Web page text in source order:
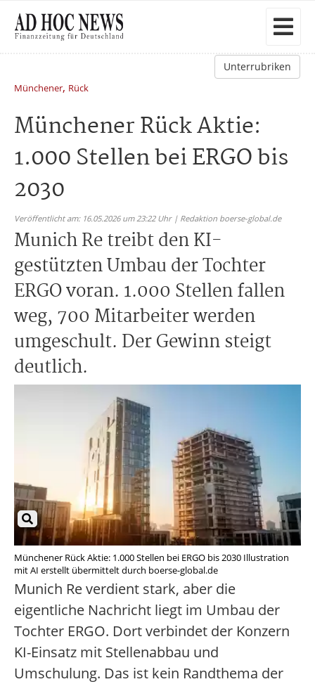
Unterrubriken
Münchener, Rück
Münchener Rück Aktie:
1.000 Stellen bei ERGO bis
2030
Veröffentlicht am: 16.05.2026 um 23:22 Uhr | Redaktion boerse-global.de
Munich Re treibt den KI-
gestützten Umbau der Tochter
ERGO voran. 1.000 Stellen fallen
weg, 700 Mitarbeiter werden
umgeschult. Der Gewinn steigt
deutlich.
Münchener Rück Aktie: 1.000 Stellen bei ERGO bis 2030 Illustration
mit AI erstellt übermittelt durch boerse-global.de
Munich Re verdient stark, aber die
eigentliche Nachricht liegt im Umbau der
Tochter ERGO. Dort verbindet der Konzern
KI-Einsatz mit Stellenabbau und
Umschulung. Das ist kein Randthema der